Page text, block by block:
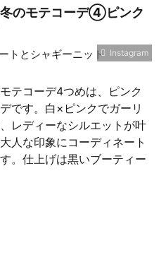
のモテコーデ④ピンク
Instagram
テコーデ4つめは、ピンク
です。白×ピンクでガーリ
レディーなシルエットが叶
人な印象にコーディネート
。仕上げは黒いブーティー